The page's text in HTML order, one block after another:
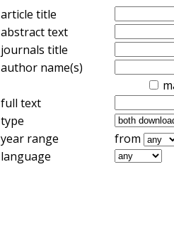
article title
abstract text
journals title
author name(s)
full text
type
year range
from
language